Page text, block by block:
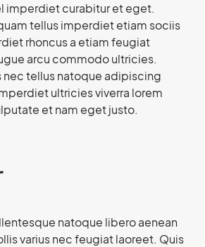
imperdiet curabitur et eget.
tellus imperdiet etiam sociis
rhoncus a etiam feugiat
arcu commodo ultricies.
nec tellus natoque adipiscing
ultricies viverra lorem
et nam eget justo.
natoque libero aenean
varius nec feugiat laoreet. Quis